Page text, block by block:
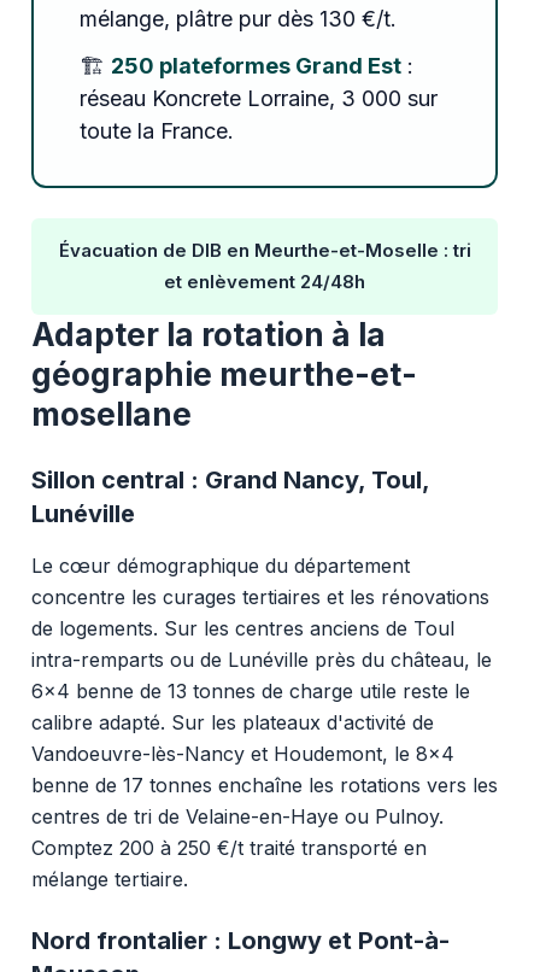
mélange, plâtre pur dès 130 €/t.
🏗️ 250 plateformes Grand Est:
réseau Koncrete Lorraine, 3 000 sur
toute la France.
Évacuation de DIB en Meurthe-et-Moselle : tri
et enlèvement 24/48h
Adapter la rotation à la
géographie meurthe-et-
mosellane
Sillon central : Grand Nancy, Toul,
Lunéville
Le cœur démographique du département
concentre les curages tertiaires et les rénovations
de logements. Sur les centres anciens de Toul
intra-remparts ou de Lunéville près du château, le
6x4 benne de 13 tonnes de charge utile reste le
calibre adapté. Sur les plateaux d'activité de
Vandoeuvre-lès-Nancy et Houdemont, le 8x4
benne de 17 tonnes enchaîne les rotations vers les
centres de tri de Velaine-en-Haye ou Pulnoy.
Comptez 200 à 250 €/t traité transporté en
mélange tertiaire.
Nord frontalier : Longwy et Pont-à-